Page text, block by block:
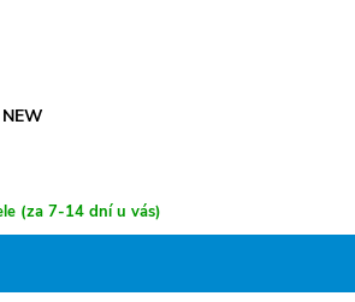
(za 7-14 dní u vás)